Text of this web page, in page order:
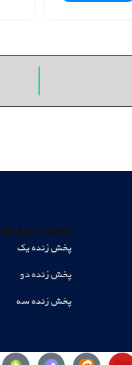
پخش زنده ها
پخش زنده یک
پخش زنده دو
پخش زنده سه
Y